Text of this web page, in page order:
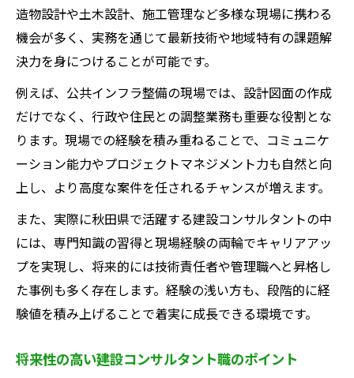
造物設計や土木設計、施工管理など多様な現場に携わる
機会が多く、実務を通じて最新技術や地域特有の課題解
決力を身につけることが可能です。
例えば、公共インフラ整備の現場では、設計図面の作成
だけでなく、行政や住民との調整業務も重要な役割とな
ります。現場での経験を積み重ねることで、コミュニケ
ーション能力やプロジェクトマネジメント力も自然と向
上し、より高度な案件を任されるチャンスが増えます。
また、実際に秋田県で活躍する建設コンサルタントの中
には、専門知識の習得と現場経験の両輪でキャリアアッ
プを実現し、将来的には技術責任者や管理職へと昇格し
た事例も多く存在します。経験の浅い方も、段階的に経
験値を積み上げることで着実に成長できる環境です。
将来性の高い建設コンサルタント職のポイント